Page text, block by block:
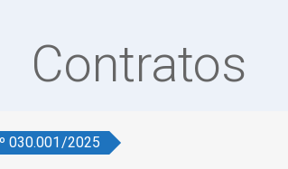
Contratos
030.001/2025